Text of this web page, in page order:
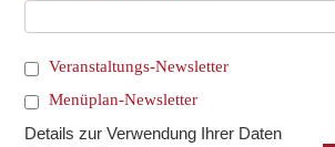
Veranstaltungs-Newsletter
Menüplan-Newsletter
Details zur Verwendung Ihrer Daten